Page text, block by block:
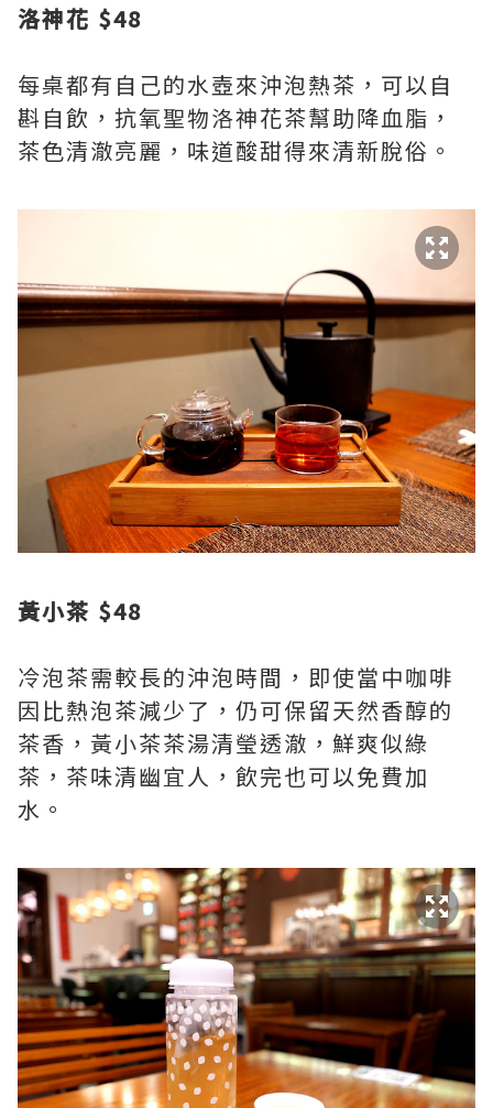
洛神花 $48
每桌都有自己的水壺來沖泡熱茶，可以自
斟自飲，抗氧聖物洛神花茶幫助降血脂，
茶色清澈亮麗，味道酸甜得來清新脫俗。
黃小茶 $48
冷泡茶需較長的沖泡時間，即使當中咖啡
因比熱泡茶減少了，仍可保留天然香醇的
茶香，黃小茶茶湯清瑩透澈，鮮爽似綠
茶，茶味清幽宜人，飲完也可以免費加
水。